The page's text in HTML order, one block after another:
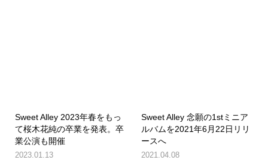
Sweet Alley 2023年春をもっ
て桜木花純の卒業を発表。卒
業公演も開催
2023.01.13
Sweet Alley 念願の1stミニア
ルバムを2021年6月22日リリ
ースへ
2021.04.08